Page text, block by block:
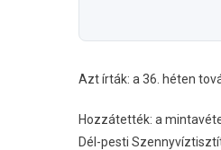
Azt írták: a 36. héten
Hozzátették: a
Dél-pesti